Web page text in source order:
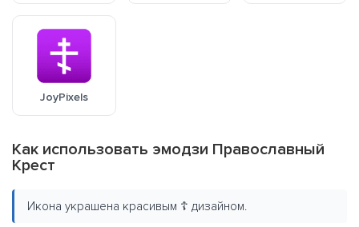
JoyPixels
Как использовать эмодзи Православный
Крест
Икона украшена красивым ☦️ дизайном.